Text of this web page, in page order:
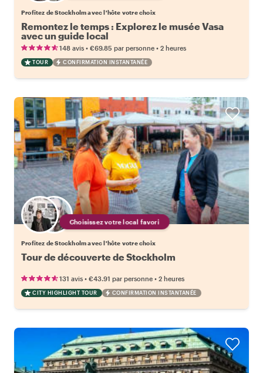
Profitez de Stockholm avec l'hôte votre choix
Remontez le temps : Explorez le musée Vasa
avec un guide local
148 avis • €69.85 par personne • 2 heures
TOUR CONFIRMATION INSTANTANÉE
Choisissez votre local favori
Profitez de Stockholm avec l'hôte votre choix
Tour de découverte de Stockholm
131 avis • €43.91 par personne • 2 heures
CITY HIGHLIGHT TOUR CONFIRMATION INSTANTANÉE